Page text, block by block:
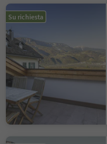
Su richiesta